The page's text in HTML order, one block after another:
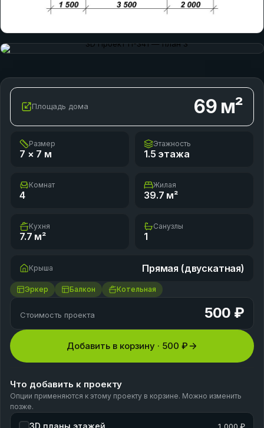
Площадь дома 69м²
Размер
7 × 7 м
Этажность
1.5 этажа
Комнат
4
Жилая
39.7 м²
Кухня
7.7 м²
Санузлы
1
Крыша Прямая (двускатная)
Эркер Балкон Котельная
Стоимость проекта 500 ₽
Добавить в корзину · 500 ₽
Что добавить к проекту
Опции применяются к этому проекту в корзине. Можно изменить
позже.
3D планы этажей 1 000 ₽